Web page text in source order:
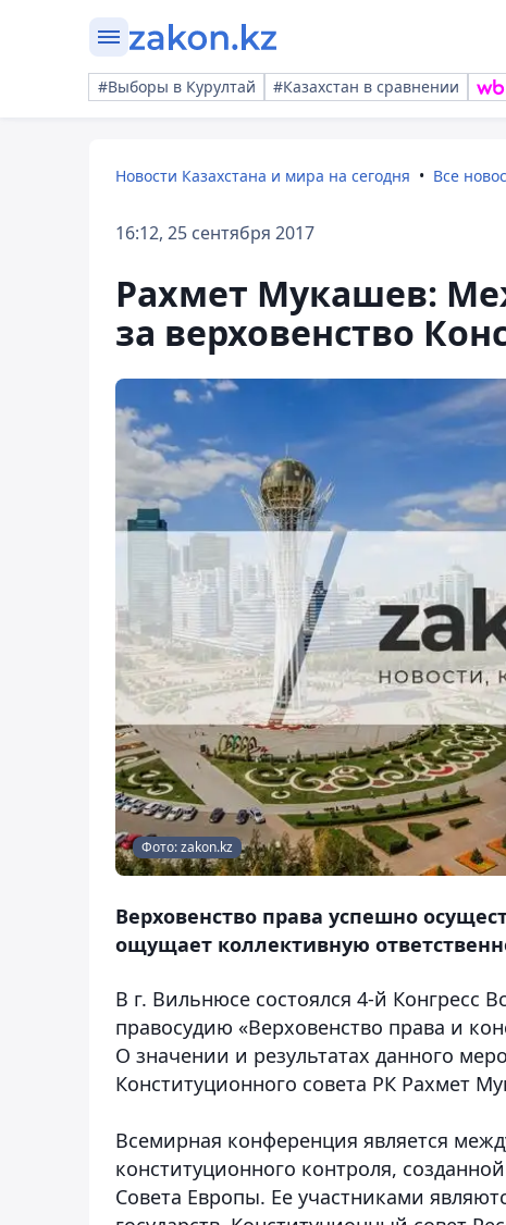
#Выборы в Курултай #Казахстан в сравнении
Новости Казахстана и мира на сегодня Все
16:12, 25 сентября 2017
Рахмет Мукашев:
за верховенство
Фото: zakon.kz
Верховенство права успешно
ощущает коллективную
В г. Вильнюсе состоялся 4-й Конгресс
правосудию «Верховенство права и
О значении и результатах данного
Конституционного совета РК Рахмет
Всемирная конференция является
конституционного контроля,
Совета Европы. Ее участниками